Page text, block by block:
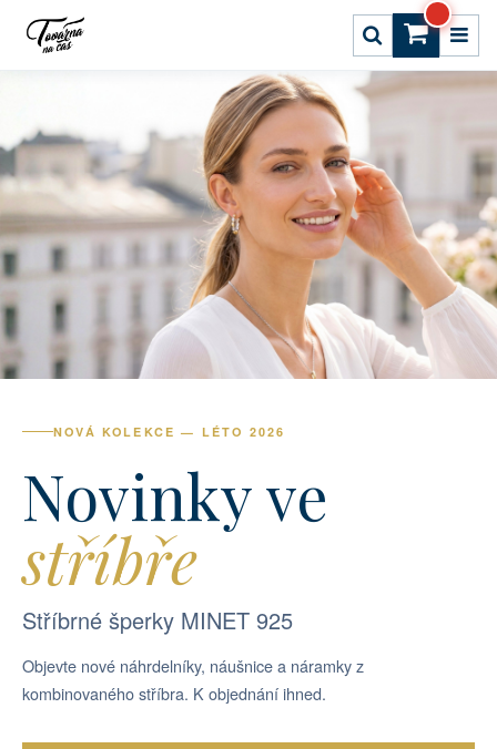
NOVÁ KOLEKCE — LÉTO 2026
Novinky ve
stříbře
Stříbrné šperky MINET 925
Objevte nové náhrdelníky, náušnice a náramky z
kombinovaného stříbra. K objednání ihned.